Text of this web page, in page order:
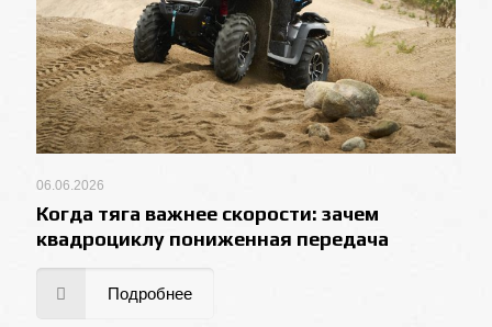
06.06.2026
Когда тяга важнее скорости: зачем
квадроциклу пониженная передача
Подробнее